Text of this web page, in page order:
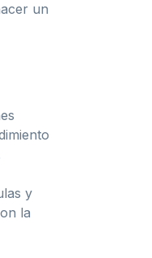
un
y
la